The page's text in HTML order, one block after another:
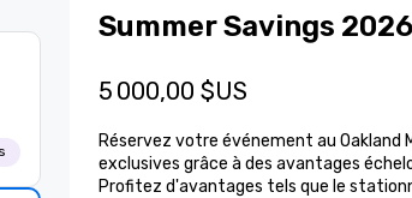
Summer Savings 2026
5 000,00 $US
Réservez votre événement au
exclusives grâce à des avantages
Profitez d'avantages tels que le